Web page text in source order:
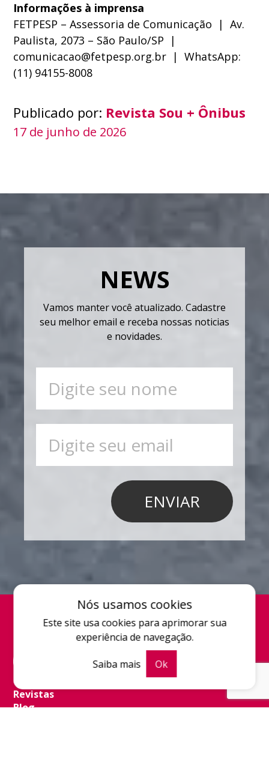
Informações à imprensa
FETPESP – Assessoria de Comunicação | Av.
Paulista, 2073 – São Paulo/SP |
comunicacao@fetpesp.org.br | WhatsApp:
(11) 94155-8008
Publicado por: Revista Sou + Ônibus
17 de junho de 2026
NEWS
Vamos manter você atualizado. Cadastre
seu melhor email e receba nossas noticias
e novidades.
Quem somos
Revistas
Blog
Nós usamos cookies
Este site usa cookies para aprimorar sua
experiência de navegação.
Saiba mais Ok